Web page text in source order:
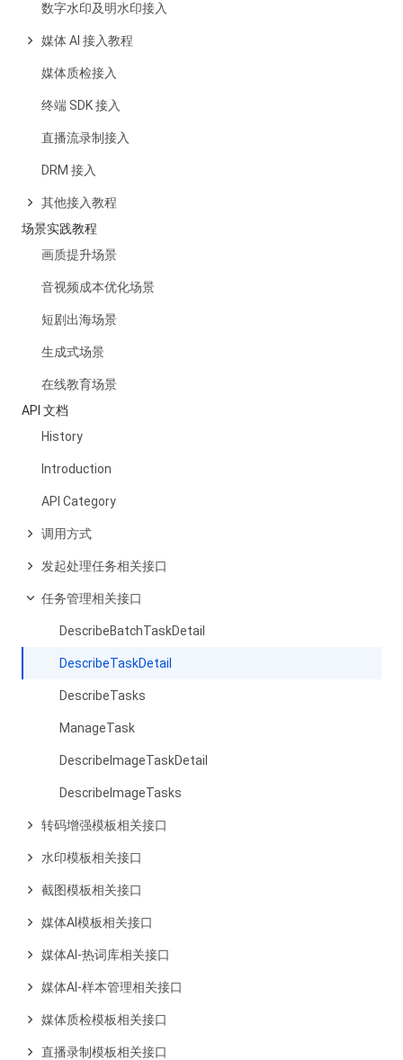
数字水印及明水印接入
媒体 AI 接入教程
媒体质检接入
终端 SDK 接入
直播流录制接入
DRM 接入
其他接入教程
场景实践教程
画质提升场景
音视频成本优化场景
短剧出海场景
生成式场景
在线教育场景
API 文档
History
Introduction
API Category
调用方式
发起处理任务相关接口
任务管理相关接口
DescribeBatchTaskDetail
DescribeTaskDetail
DescribeTasks
ManageTask
DescribeImageTaskDetail
DescribeImageTasks
转码增强模板相关接口
水印模板相关接口
截图模板相关接口
媒体AI模板相关接口
媒体AI-热词库相关接口
媒体AI-样本管理相关接口
媒体质检模板相关接口
直播录制模板相关接口